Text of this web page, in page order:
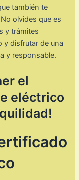
también te
olvides que es
y trámites
y disfrutar de una
y responsable.
el
eléctrico